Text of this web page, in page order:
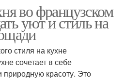
во французском
уют и стиль на
стиля на кухне
сочетает в себе
природную красоту. Это